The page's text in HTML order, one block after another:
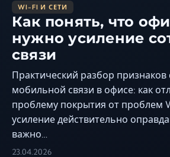
WI-FI И СЕТИ
Как понять, что
нужно усиление
связи
Практический разбор признаков
мобильной связи в офисе: как
проблему покрытия от проблем
усиление действительно
важно…
23.04.2026